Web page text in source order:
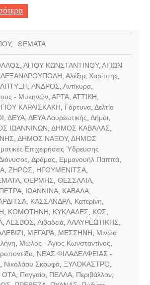
, ΘΕΜΑΤΑ
ΑΓΙΟΥ ΚΩΝΣΤΑΝΤΙΝΟΥ, ΑΓΙΩΝ
Αλέξης Χαρίτσης
ΑΝΔΡΟΣ Αντίκυρα,
- Μυκηνών, ΑΡΤΑ, ΑΤΤΙΚΗ
ΚΑΡΑΙΣΚΑΚΗ Γόρτυνα, Δελτίο
ΔΕΥΑ, ΔΕΥΑ Λαυρεωτικής Δήμοι,
ΙΩΑΝΝΙΝΩΝ ΔΗΜΟΣ ΚΑΒΑΛΑΣ
ΔΗΜΟΣ ΝΑΞΟΥ, ΔΗΜΟΣ
Επιχειρήσεις Ύδρευσης
Δράμας Εμμανουήλ Παππά,
, ΖΗΡΟΣ ΗΓΟΥΜΕΝΙΤΣΑ,
, ΘΕΡΜΗΣ ΘΕΣΣΑΛΙΑ,
, ΙΩΑΝΝΙΝΑ, ΚΑΒΑΛΑ,
, ΚΑΣΣΑΝΔΡΑ, Κατερίνη
ΚΟΜΟΤΗΝΗ ΚΥΚΛΑΔΕΣ ΚΩΣ
, ΛΕΣΒΟΣ Λιβαδειά, ΛΛΑΥΡΕΩΤΙΚΗΣ
ΜΕΓΑΡΑ, ΜΕΣΣΗΝΗ
Μινώα
Μώλος - Άγιος Κωνσταντίνος
, ΝΕΑΣ ΦΙΛΑΔΕΛΦΕΙΑΣ -
Νικολάου Σκουφά, ΞΥΛΟΚΑΣΤΡΟ
ΟΤΑ, Παγγαίο ΠΕΛΛΑ, Περιβάλλον,